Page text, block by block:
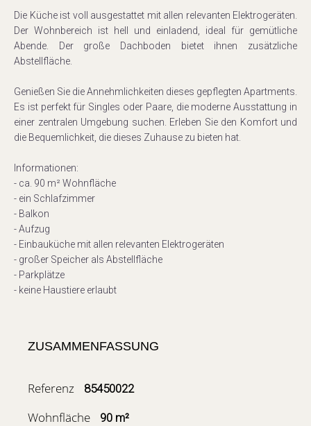
Die Küche ist voll ausgestattet mit allen relevanten Elektrogeräten.
Der Wohnbereich ist hell und einladend, ideal für gemütliche
Abende. Der große Dachboden bietet ihnen zusätzliche
Abstellfläche.
Genießen Sie die Annehmlichkeiten dieses gepflegten Apartments.
Es ist perfekt für Singles oder Paare, die moderne Ausstattung in
einer zentralen Umgebung suchen. Erleben Sie den Komfort und
die Bequemlichkeit, die dieses Zuhause zu bieten hat.
Informationen:
- ca. 90 m² Wohnfläche
- ein Schlafzimmer
- Balkon
- Aufzug
- Einbauküche mit allen relevanten Elektrogeräten
- großer Speicher als Abstellfläche
- Parkplätze
- keine Haustiere erlaubt
ZUSAMMENFASSUNG
Referenz 85450022
Wohnfläche 90 m²